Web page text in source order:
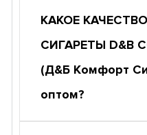
КАКОЕ
СИГАРЕТЫ D&B
(Д&Б Комфорт
оптом?